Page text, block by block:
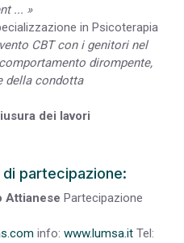
... »
in Psicoterapia
CBT con i genitori nel
dirompente,
della condotta
dei lavori
partecipazione:
Attianese Partecipazione
info: www.lumsa.it Tel: